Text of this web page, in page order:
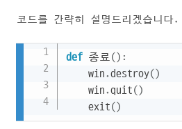
코드를 간략히 설명드리겠습니다.
def 종료() :
    win
.destroy()
    win
.quit()
    exit
()